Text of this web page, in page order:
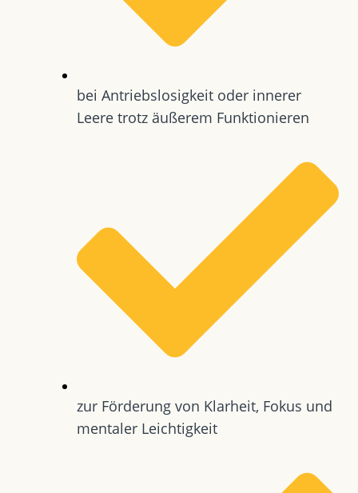
bei Antriebslosigkeit oder innerer
Leere trotz äußerem Funktionieren
zur Förderung von Klarheit, Fokus und
mentaler Leichtigkeit